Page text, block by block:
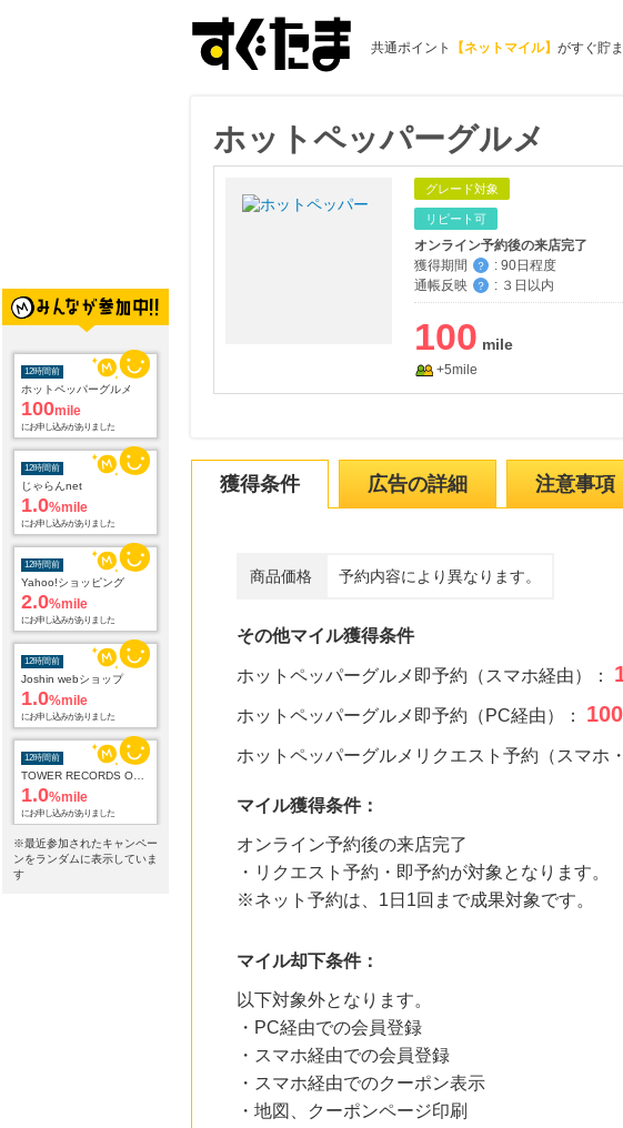
共通ポイント 【ネットマイル】 がすぐ貯ま
12時間前
ホットペッパーグルメ
100mile
にお申し込みがありました
12時間前
じゃらんnet
1.0%mile
にお申し込みがありました
12時間前
Yahoo!ショッピング
2.0%mile
にお申し込みがありました
12時間前
Joshin webショップ
1.0%mile
にお申し込みがありました
12時間前
1.0%mile
にお申し込みがありました
12時間前
電子貸本Renta!
※最近参加されたキャンペー
ンをランダムに表示していま
す
ホットペッパーグルメ
グレード対象
リピート可
オンライン予約後の来店完了
獲得期間
？ : 90日程度
通帳反映
？ : ３日以内
100
+5mile
獲得条件 広告の詳細 注意事項
商品価格 予約内容により異なります。
その他マイル獲得条件
ホットペッパーグルメ即予約（スマホ経由）：
ホットペッパーグルメ即予約（PC経由）： 100
ホットペッパーグルメリクエスト予約（スマホ
マイル獲得条件：
オンライン予約後の来店完了
・リクエスト予約・即予約が対象となります。
※ネット予約は、1日1回まで成果対象です。
マイル却下条件：
以下対象外となります。
・PC経由での会員登録
・スマホ経由での会員登録
・スマホ経由でのクーポン表示
・地図、クーポンページ印刷